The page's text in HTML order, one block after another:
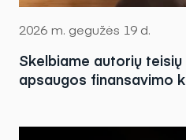
2026 m. gegužės 19 d.
Skelbiame autorių
apsaugos finansavimo